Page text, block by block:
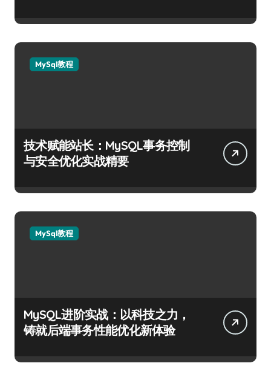
MySql教程
技术赋能站长：MySQL事务控制
与安全优化实战精要
MySql教程
MySQL进阶实战：以科技之力，
铸就后端事务性能优化新体验